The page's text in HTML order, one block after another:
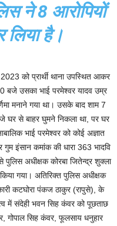
ने 8 आरोपियों
लिया है।
2023 को प्रार्थी थाना उपस्थित आकर
बजे उसका भाई परमेश्वर यादव उम्र
मनाने गया था। उसके बाद शाम 7
घर से बाहर घुमने निकला था, पर घर
भाई परमेश्वर को कोई अज्ञात
गुम इंसान कमांक की धारा 363 भादवि
अधीक्षक कोरबा जितेन्द्र शुक्ला
गया। अतिरिक्त पुलिस अधीक्षक
कटघोरा पंकज ठाकुर (रापुसे), के
में संदेही भवन सिह कंवर को पूछताछ
गोपाल सिह कंवर, फूलसाय धनुहार